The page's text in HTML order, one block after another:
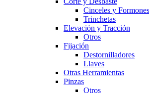
Cinceles y Formones
Trinchetas
Elevación y Tracción
Otros
Fijación
Destornilladores
Llaves
Otras Herramientas
Pinzas
Otros